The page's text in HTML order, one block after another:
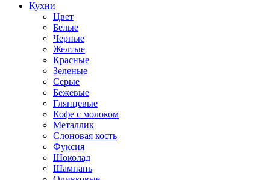
Кухни
Цвет
Белые
Черные
Желтые
Красные
Зеленые
Серые
Бежевые
Глянцевые
Кофе с молоком
Металлик
Слоновая кость
Фуксия
Шоколад
Шампань